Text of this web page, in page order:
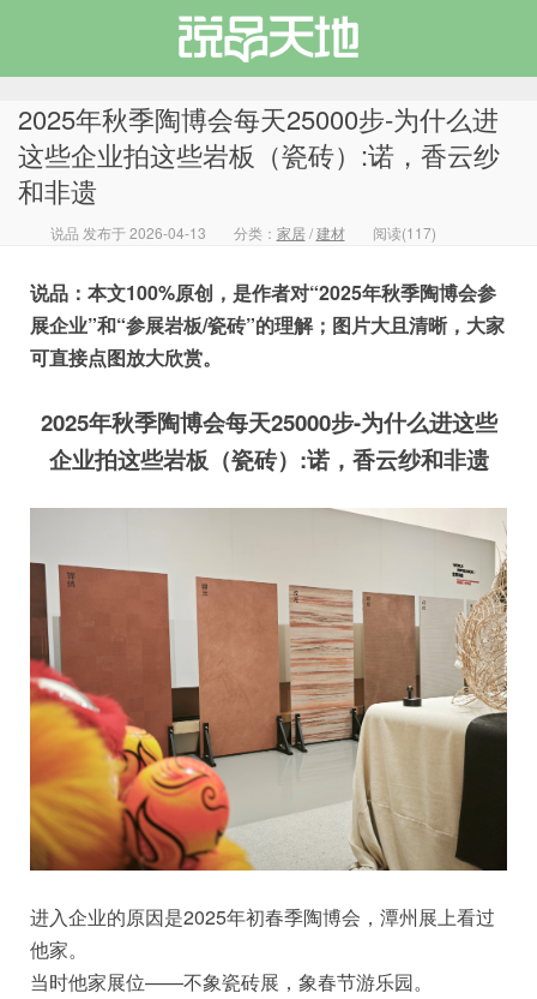
说品天地
2025年秋季陶博会每天25000步-为什么进
这些企业拍这些岩板（瓷砖）:诺，香云纱
和非遗
说品 发布于 2026-04-13 分类： 家居/建材 阅读(117)
说品：本文100%原创，是作者对“2025年秋季陶博会参
展企业”和“参展岩板/瓷砖”的理解；图片大且清晰，大家
可直接点图放大欣赏。
2025年秋季陶博会每天25000步-为什么进这些
企业拍这些岩板（瓷砖）:诺，香云纱和非遗
进入企业的原因是2025年初春季陶博会，潭州展上看过
他家。
当时他家展位——不象瓷砖展，象春节游乐园。